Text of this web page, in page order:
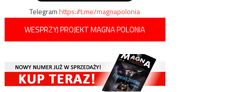
Telegramhttps://t.me/magnapolonia
WESPRZYJ PROJEKT MAGNA POLONIA